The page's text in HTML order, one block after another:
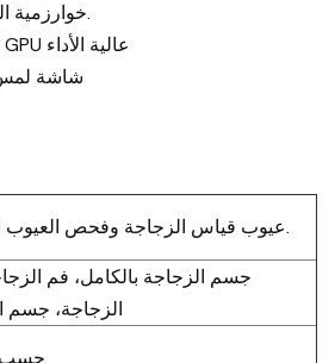
خوارزمية الذكاء الاصطناعي (آل).
منصة معالجة حوسبة GPU عالية الأداء
شاشة لمس
عيوب قياس الزجاجة وفحص العيوب البصرية.
جسم الزجاجة بالكامل، فم
الزجاجة، جسم
حسب